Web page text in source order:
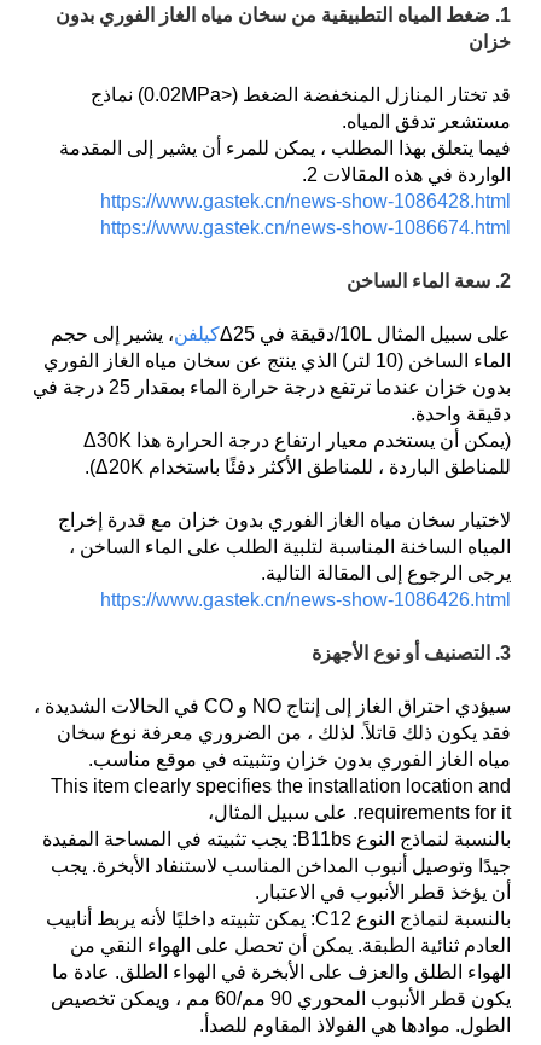
1. ضغط المياه التطبيقية من سخان مياه الغاز الفوري بدون
خزان
قد تختار المنازل المنخفضة الضغط (<0.02MPa) نماذج
مستشعر تدفق المياه.
فيما يتعلق بهذا المطلب ، يمكن للمرء أن يشير إلى المقدمة
الواردة في هذه المقالات 2.
https://www.gastek.cn/news-show-1086428.html
https://www.gastek.cn/news-show-1086674.html
2. سعة الماء الساخن
على سبيل المثال 10L/دقيقة في Δ25 كيلفن، يشير إلى حجم
الماء الساخن (10 لتر) الذي ينتج عن سخان مياه الغاز الفوري
بدون خزان عندما ترتفع درجة حرارة الماء بمقدار 25 درجة في
دقيقة واحدة.
(يمكن أن يستخدم معيار ارتفاع درجة الحرارة هذا Δ30K
للمناطق الباردة ، للمناطق الأكثر دفئًا باستخدام Δ20K).
لاختيار سخان مياه الغاز الفوري بدون خزان مع قدرة إخراج
المياه الساخنة المناسبة لتلبية الطلب على الماء الساخن ،
يرجى الرجوع إلى المقالة التالية.
https://www.gastek.cn/news-show-1086426.html
3. التصنيف أو نوع الأجهزة
سيؤدي احتراق الغاز إلى إنتاج NO و CO في الحالات الشديدة ،
فقد يكون ذلك قاتلاً. لذلك ، من الضروري معرفة نوع سخان
مياه الغاز الفوري بدون خزان وتثبيته في موقع مناسب.
This item clearly specifies the installation location and
requirements for it. على سبيل المثال،
بالنسبة لنماذج النوع B11bs: يجب تثبيته في المساحة المفيدة
جيدًا وتوصيل أنبوب المداخن المناسب لاستنفاد الأبخرة. يجب
أن يؤخذ قطر الأنبوب في الاعتبار.
بالنسبة لنماذج النوع C12: يمكن تثبيته داخليًا لأنه يربط أنابيب
العادم ثنائية الطبقة. يمكن أن تحصل على الهواء النقي من
الهواء الطلق والعزف على الأبخرة في الهواء الطلق. عادة ما
يكون قطر الأنبوب المحوري 90 مم/60 مم ، ويمكن تخصيص
الطول. موادها هي الفولاذ المقاوم للصدأ.